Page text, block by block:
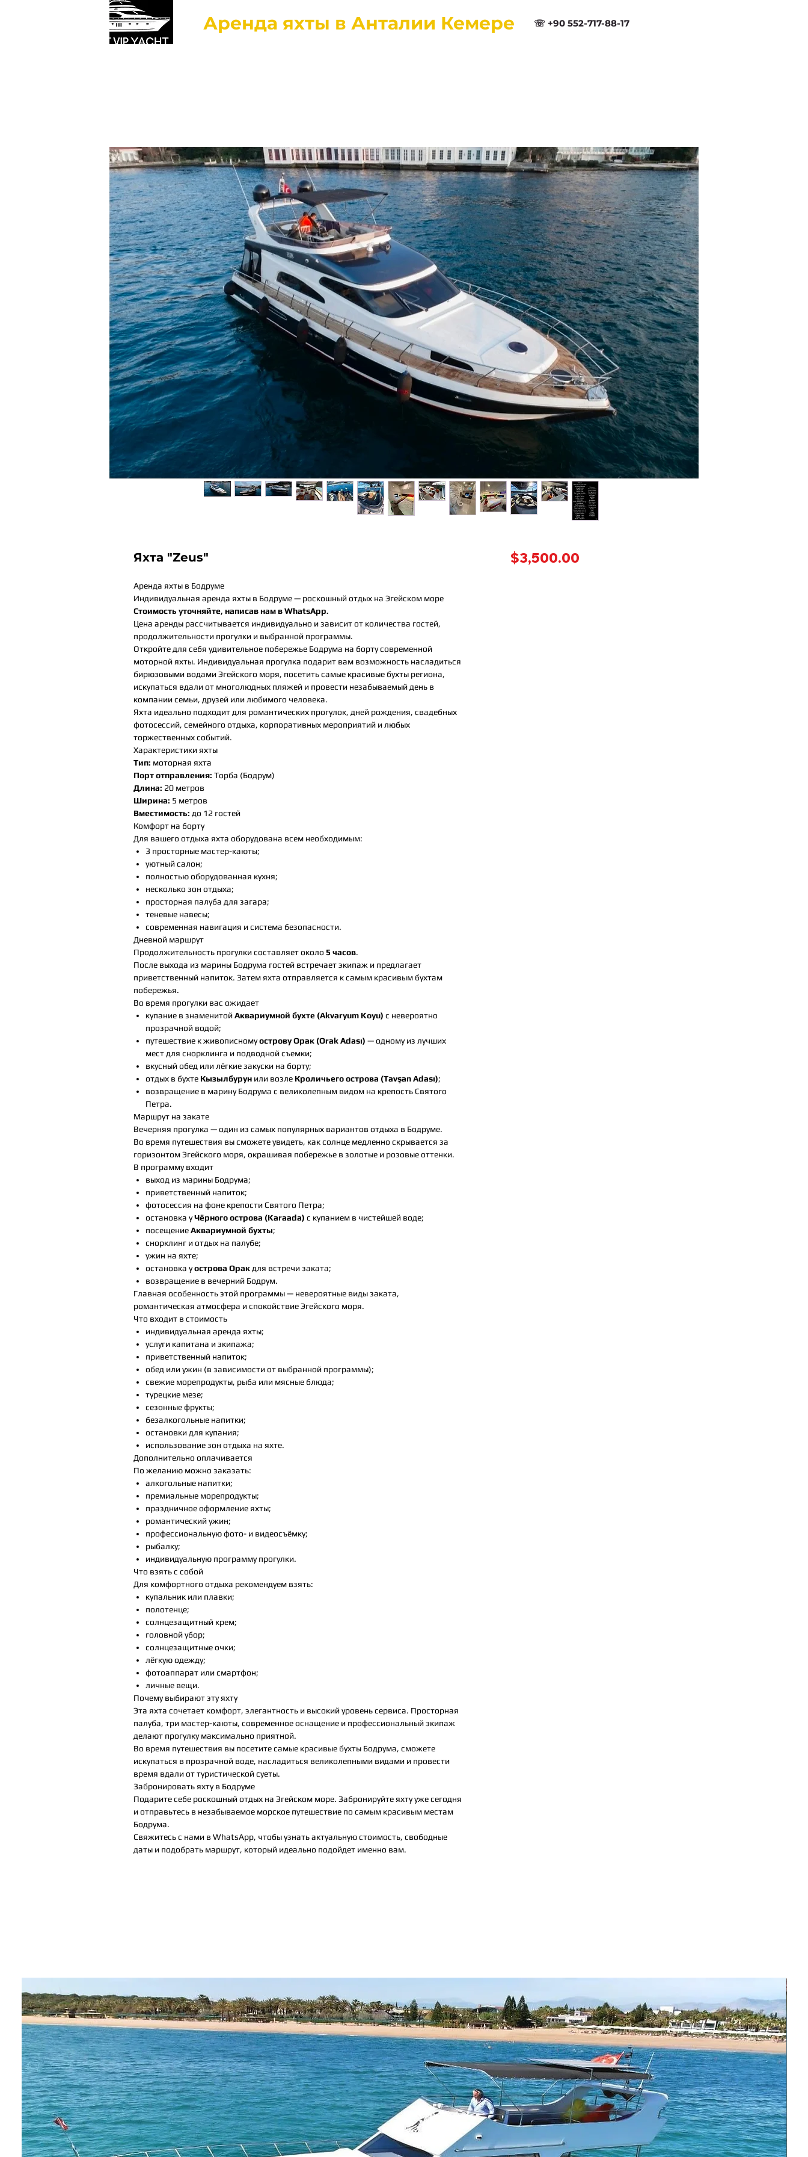
Аренда яхты в Анталии Кемере ☏ +90 552-717-88-17
Яхта "Zeus"
Аренда яхты в Бодруме
Индивидуальная аренда яхты в Бодруме — роскошный отдых на Эгейском море
Стоимость уточняйте, написав нам в WhatsApp.
Цена аренды рассчитывается индивидуально и зависит от количества гостей,
продолжительности прогулки и выбранной программы.
Откройте для себя удивительное побережье Бодрума на борту современной
моторной яхты. Индивидуальная прогулка подарит вам возможность насладиться
бирюзовыми водами Эгейского моря, посетить самые красивые бухты региона,
искупаться вдали от многолюдных пляжей и провести незабываемый день в
компании семьи, друзей или любимого человека.
Яхта идеально подходит для романтических прогулок, дней рождения, свадебных
фотосессий, семейного отдыха, корпоративных мероприятий и любых
торжественных событий.
Характеристики яхты
Тип: моторная яхта
Порт отправления: Торба (Бодрум)
Длина: 20 метров
Ширина: 5 метров
Вместимость: до 12 гостей
Комфорт на борту
Для вашего отдыха яхта оборудована всем необходимым:
3 просторные мастер-каюты;
уютный салон;
полностью оборудованная кухня;
несколько зон отдыха;
просторная палуба для загара;
теневые навесы;
современная навигация и система безопасности.
Дневной маршрут
Продолжительность прогулки составляет около 5 часов.
После выхода из марины Бодрума гостей встречает экипаж и предлагает
приветственный напиток. Затем яхта отправляется к самым красивым бухтам
побережья.
Во время прогулки вас ожидает
купание в знаменитойАквариумной бухте (Akvaryum Koyu) с невероятно
прозрачной водой;
путешествие к живописномуострову Орак (Orak Adası) — одному из лучших
мест для снорклинга и подводной съемки;
вкусный обед или лёгкие закуски на борту;
отдых в бухте Кызылбурун или возле Кроличьего острова (Tavşan Adası);
возвращение в марину Бодрума с великолепным видом на крепость Святого
Петра.
Маршрут на закате
Вечерняя прогулка — один из самых популярных вариантов отдыха в Бодруме.
Во время путешествия вы сможете увидеть, как солнце медленно скрывается за
горизонтом Эгейского моря, окрашивая побережье в золотые и розовые оттенки.
В программу входит
выход из марины Бодрума;
приветственный напиток;
фотосессия на фоне крепости Святого Петра;
остановка уЧёрного острова (Karaada) с купанием в чистейшей воде;
посещениеАквариумной бухты;
снорклинг и отдых на палубе;
ужин на яхте;
остановка уострова Орак для встречи заката;
возвращение в вечерний Бодрум.
Главная особенность этой программы — невероятные виды заката,
романтическая атмосфера и спокойствие Эгейского моря.
Что входит в стоимость
индивидуальная аренда яхты;
услуги капитана и экипажа;
приветственный напиток;
обед или ужин (в зависимости от выбранной программы);
свежие морепродукты, рыба или мясные блюда;
турецкие мезе;
сезонные фрукты;
безалкогольные напитки;
остановки для купания;
использование зон отдыха на яхте.
Дополнительно оплачивается
По желанию можно заказать:
алкогольные напитки;
премиальные морепродукты;
праздничное оформление яхты;
романтический ужин;
профессиональную фото- и видеосъёмку;
рыбалку;
индивидуальную программу прогулки.
Что взять с собой
Для комфортного отдыха рекомендуем взять:
купальник или плавки;
полотенце;
солнцезащитный крем;
головной убор;
солнцезащитные очки;
лёгкую одежду;
фотоаппарат или смартфон;
личные вещи.
Почему выбирают эту яхту
Эта яхта сочетает комфорт, элегантность и высокий уровень сервиса. Просторная
палуба, три мастер-каюты, современное оснащение и профессиональный экипаж
делают прогулку максимально приятной.
Во время путешествия вы посетите самые красивые бухты Бодрума, сможете
искупаться в прозрачной воде, насладиться великолепными видами и провести
время вдали от туристической суеты.
Забронировать яхту в Бодруме
Подарите себе роскошный отдых на Эгейском море. Забронируйте яхту уже сегодня
и отправьтесь в незабываемое морское путешествие по самым красивым местам
Бодрума.
Свяжитесь с нами в WhatsApp, чтобы узнать актуальную стоимость, свободные
даты и подобрать маршрут, который идеально подойдет именно вам.
$3,500.00Price